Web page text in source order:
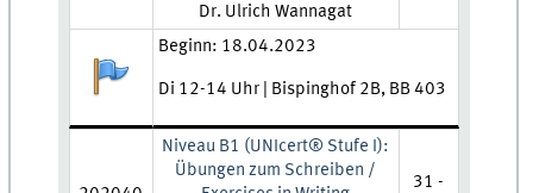
Lehrkraft:
Dr. Ulrich Wannagat
Anmeldestatus:
Zeit und Ort:
Beginn: 18.04.2023
Di 12-14 Uhr | Bispinghof 2B, BB 403
Niveau B1 (UNIcert® Stufe I):
Übungen zum Schreiben /
31 -